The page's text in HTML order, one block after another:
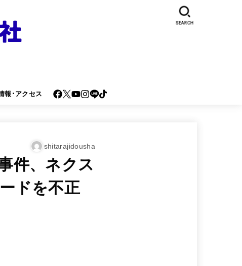
報･アクセス
SEARCH
shitarajidousha
件、ネクス
ドを不正